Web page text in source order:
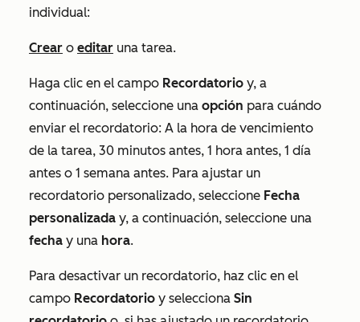
individual:
Crear o editar una tarea.
Haga clic en el campo Recordatorio y, a
continuación, seleccione una opción para cuándo
enviar el recordatorio: A la hora de vencimiento
de la tarea, 30 minutos antes, 1 hora antes, 1 día
antes o 1 semana antes. Para ajustar un
recordatorio personalizado, seleccione Fecha
personalizada y, a continuación, seleccione una
fecha y una hora.
Para desactivar un recordatorio, haz clic en el
campo Recordatorio y selecciona Sin